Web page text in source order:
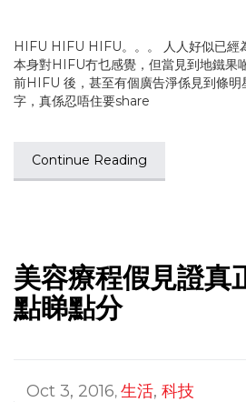
HIFU HIFU HIFU。。。 人人好似已經
本身對HIFU冇乜感覺，但當見到地鐵果
前HIFU 後，甚至有個廣告淨係見到條
字，真係忍唔住要share
Continue Reading
美容療程假見證真
點睇點分
Oct 3, 2016, 生活, 科技